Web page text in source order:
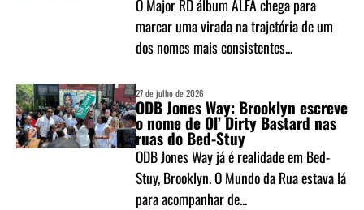
O Major RD álbum ALFA chega para
marcar uma virada na trajetória de um
dos nomes mais consistentes...
27 de julho de 2026
ODB Jones Way: Brooklyn escreve
o nome de Ol’ Dirty Bastard nas
ruas do Bed-Stuy
ODB Jones Way já é realidade em Bed-
Stuy, Brooklyn. O Mundo da Rua estava lá
para acompanhar de...